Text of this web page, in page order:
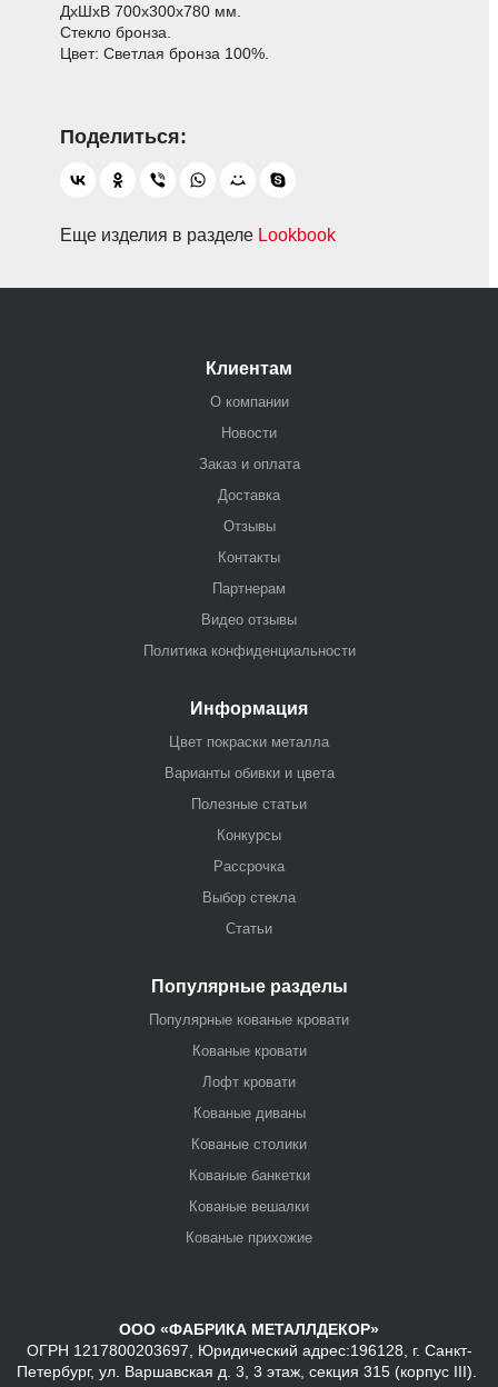
ДхШхВ 700х300х780 мм.
Стекло бронза.
Цвет: Светлая бронза 100%.
Еще изделия в разделе Lookbook
Клиентам
О компании
Новости
Заказ и оплата
Доставка
Отзывы
Контакты
Партнерам
Видео отзывы
Политика конфиденциальности
Информация
Цвет покраски металла
Варианты обивки и цвета
Полезные статьи
Конкурсы
Рассрочка
Выбор стекла
Статьи
Популярные разделы
Популярные кованые кровати
Кованые кровати
Лофт кровати
Кованые диваны
Кованые столики
Кованые банкетки
Кованые вешалки
Кованые прихожие
ООО «ФАБРИКА МЕТАЛЛДЕКОР»
ОГРН 1217800203697, Юридический адрес:196128, г. Санкт-
Петербург, ул. Варшавская д. 3, 3 этаж, секция 315 (корпус III).